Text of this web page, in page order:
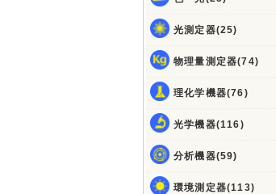
光測定器(25)
物理量測定器(74)
理化学機器(76)
光学機器(116)
分析機器(59)
環境測定器(113)